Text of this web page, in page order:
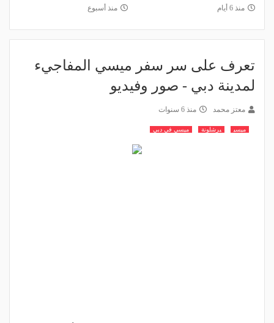
منذ 6 أيام منذ أسبوع
تعرف على سر سفر ميسي المفاجيء
لمدينة دبي - صور وفيديو
معتز محمد منذ 6 سنوات
ميسي برشلونة ميسي في دبي